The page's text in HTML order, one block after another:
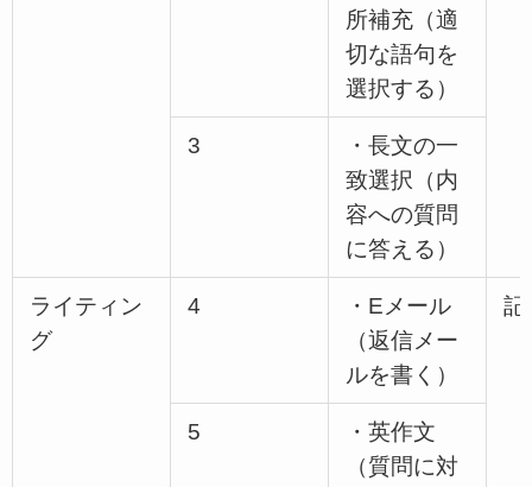
所補充（適
切な語句を
選択する）
3
・長文の一
致選択（内
容への質問
に答える）
ライティン
グ
4
・Eメール
（返信メー
ルを書く）
記
5
・英作文
（質問に対